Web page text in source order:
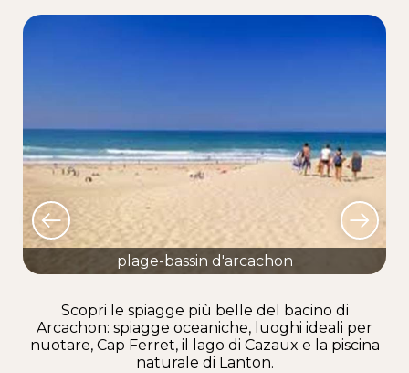
plage-bassin d'arcachon
Scopri le spiagge più belle del bacino di
Arcachon: spiagge oceaniche, luoghi ideali per
nuotare, Cap Ferret, il lago di Cazaux e la piscina
naturale di Lanton.